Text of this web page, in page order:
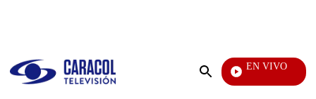
Enviar
EN VIVO